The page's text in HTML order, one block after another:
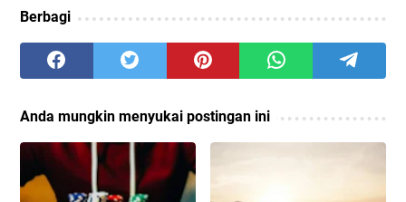
Berbagi
Anda mungkin menyukai postingan ini